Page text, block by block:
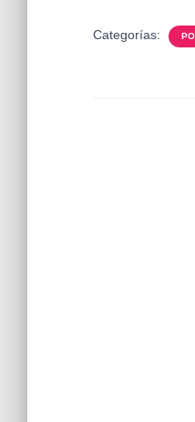
Categorías: